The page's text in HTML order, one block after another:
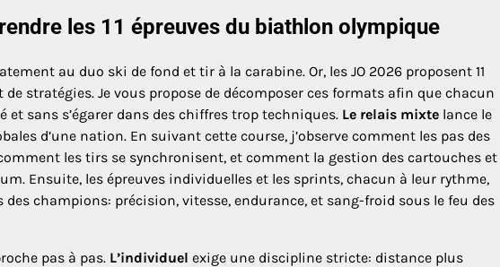
les 11 épreuves du biathlon olympique
au duo ski de fond et tir à la carabine. Or, les JO 2026 proposent 11
stratégies. Je vous propose de décomposer ces formats afin que chacun
sans s’égarer dans des chiffres trop techniques. Le relais mixte lance le
d’une nation. En suivant cette course, j’observe comment les pas des
les tirs se synchronisent, et comment la gestion des cartouches et
Ensuite, les épreuves individuelles et les sprints, chacun à leur rythme,
champions: précision, vitesse, endurance, et sang-froid sous le feu des
pas à pas. L’individuel exige une discipline stricte: distance plus